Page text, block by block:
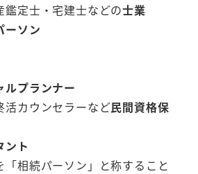
鑑定士・宅建士などの士業
ーソン
ルプランナー
活カウンセラーなど民間資格保
ント
「相続パーソン」と称すること